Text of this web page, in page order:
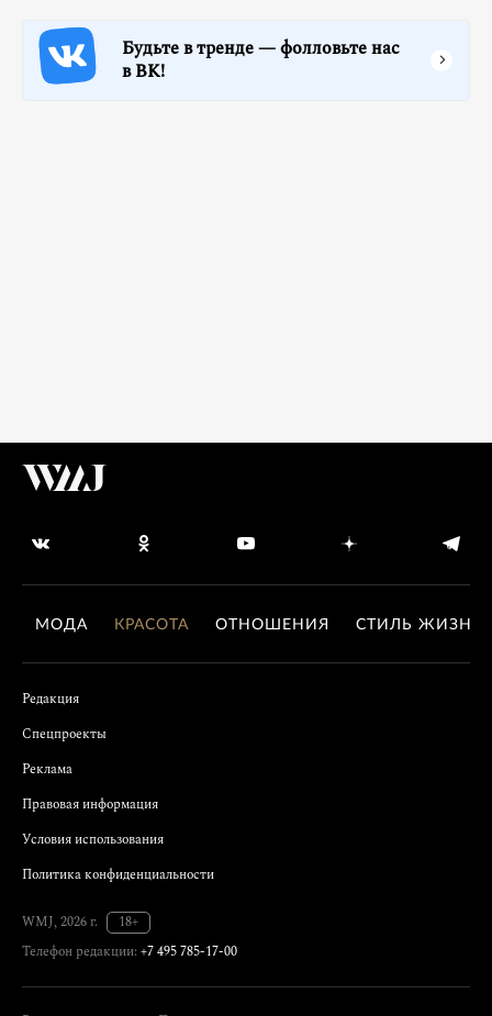
Будьте в тренде — фолловьте нас
в ВК!
МОДА КРАСОТА ОТНОШЕНИЯ СТИЛЬ ЖИЗНИ
Редакция
Спецпроекты
Реклама
Правовая информация
Условия использования
Политика конфиденциальности
WMJ, 2026 г.
18+
Телефон редакции: +7 495 785-17-00